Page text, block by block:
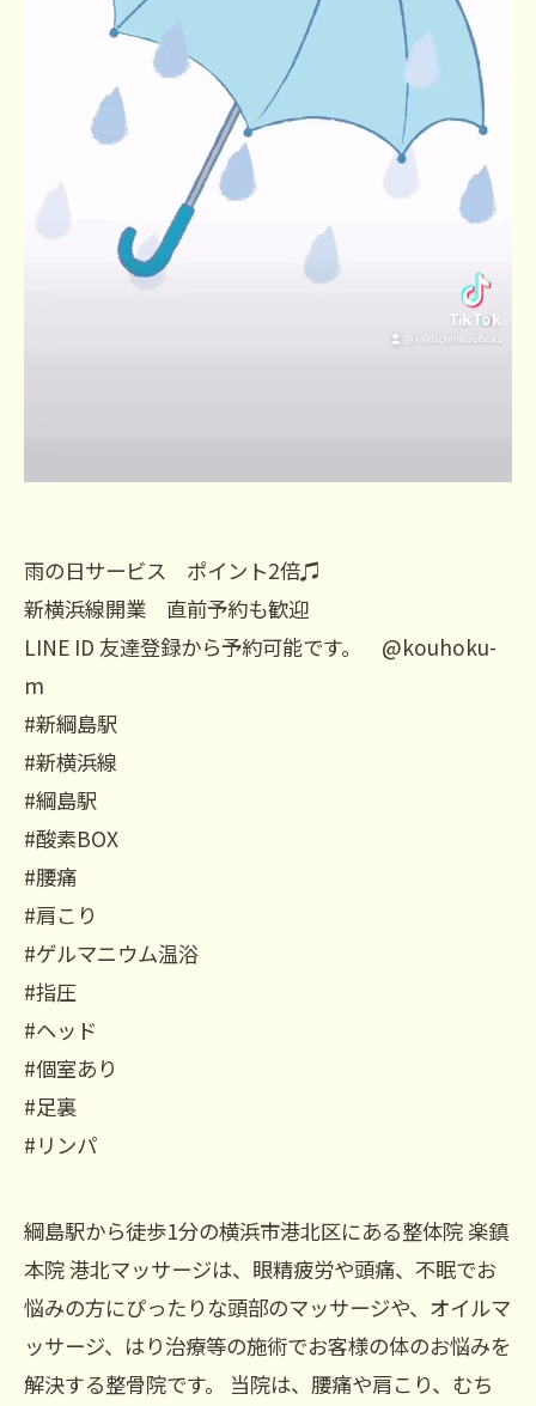
雨の日サービス ポイント2倍♫
新横浜線開業 直前予約も歓迎
LINE ID 友達登録から予約可能です。 @kouhoku-
m
#新綱島駅
#新横浜線
#綱島駅
#酸素BOX
#腰痛
#肩こり
#ゲルマニウム温浴
#指圧
#ヘッド
#個室あり
#足裏
#リンパ
綱島駅から徒歩1分の横浜市港北区にある整体院 楽鎮
本院 港北マッサージは、眼精疲労や頭痛、不眠でお
悩みの方にぴったりな頭部のマッサージや、オイルマ
ッサージ、はり治療等の施術でお客様の体のお悩みを
解決する整骨院です。 当院は、腰痛や肩こり、むち